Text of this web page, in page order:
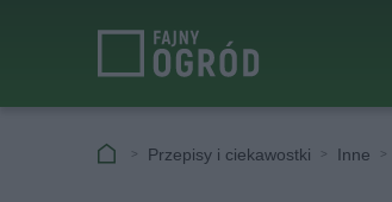
Przepisy i ciekawostki Inne